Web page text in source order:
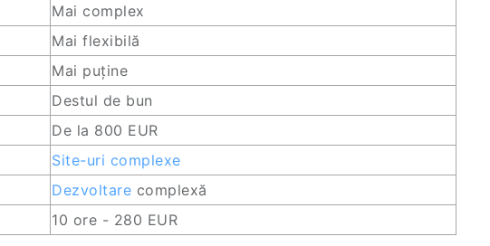
Mai complex
Mai flexibilă
Mai puține
Destul de bun
De la 800 EUR
Site-uri complexe
Dezvoltare complexă
10 ore - 280 EUR